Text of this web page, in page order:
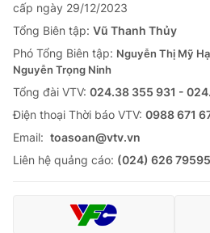
cấp ngày 29/12/2023
Tổng Biên tập: Vũ Thanh Thủy
Phó Tổng Biên tập: Nguyễn Thị Mỹ
Nguyễn Trọng Ninh
Tổng đài VTV: 024.38 355 931 -
Ðiện thoại Thời báo VTV: 0988 671
Email: toasoan@vtv.vn
Liên hệ quảng cáo: (024) 626 79595